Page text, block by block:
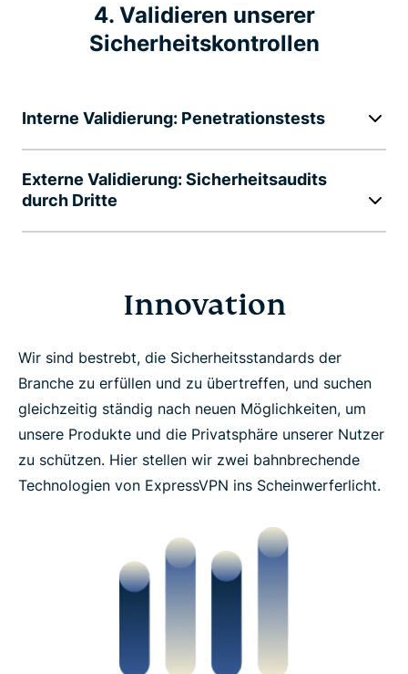
4. Validieren unserer
Sicherheitskontrollen
Interne Validierung: Penetrationstests
Externe Validierung: Sicherheitsaudits
durch Dritte
Innovation
Wir sind bestrebt, die Sicherheitsstandards der
Branche zu erfüllen und zu übertreffen, und suchen
gleichzeitig ständig nach neuen Möglichkeiten, um
unsere Produkte und die Privatsphäre unserer Nutzer
zu schützen. Hier stellen wir zwei bahnbrechende
Technologien von ExpressVPN ins Scheinwerferlicht.